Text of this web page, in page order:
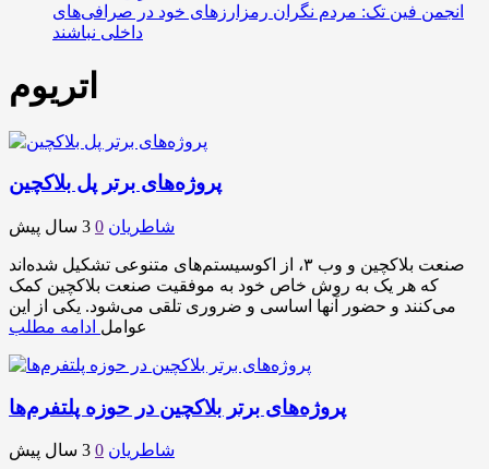
انجمن فین تک: مردم نگران رمزارزهای خود در صرافی‌های
داخلی نباشند
اتریوم
پروژه‌های برتر پل بلاکچین
شاطریان 0 3 سال پیش
صنعت بلاکچین و وب ۳، از اکوسیستم‌های متنوعی تشکیل شده‌اند
که هر یک به روش خاص خود به موفقیت صنعت بلاکچین کمک
می‌کنند و حضور آنها اساسی و ضروری تلقی می‌شود. یکی از این
عوامل ادامه مطلب
پروژه‌های برتر بلاکچین در حوزه پلتفرم‌ها
شاطریان 0 3 سال پیش